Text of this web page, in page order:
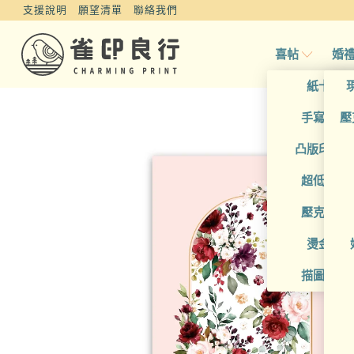
支援說明 願望清單 聯絡我們
喜帖
紙卡喜帖
手寫風喜
凸版印刷
超低價喜
壓克力喜
燙金喜帖
描圖紙喜
婚